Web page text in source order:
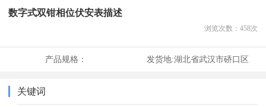
数字式双钳相位伏安表描述
浏览次数： 458次
产品规格： 发货地:湖北省武汉市硚口区
关键词